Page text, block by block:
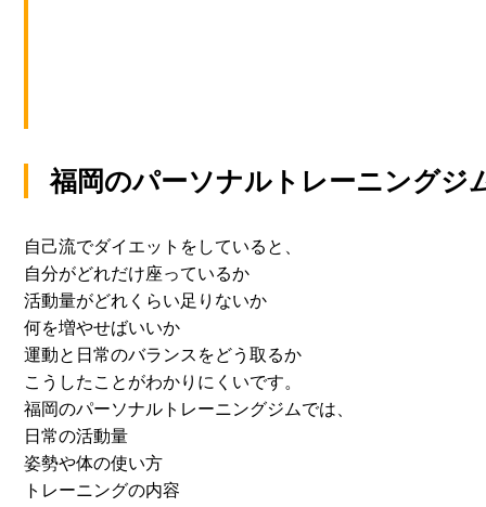
福岡のパーソナルトレーニングジ
自己流でダイエットをしていると、
自分がどれだけ座っているか
活動量がどれくらい足りないか
何を増やせばいいか
運動と日常のバランスをどう取るか
こうしたことがわかりにくいです。
福岡のパーソナルトレーニングジムでは、
日常の活動量
姿勢や体の使い方
トレーニングの内容